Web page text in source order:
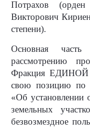
Потрахов
Викторович
степени).
Основная
рассмотрению
Фракция ЕДИНОЙ
свою позицию по
«Об установлении
земельных
безвозмездное